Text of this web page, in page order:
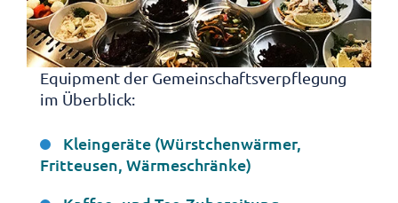
Equipment der Gemeinschaftsverpflegung
im Überblick:
Kleingeräte (Würstchenwärmer,
Fritteusen, Wärmeschränke)